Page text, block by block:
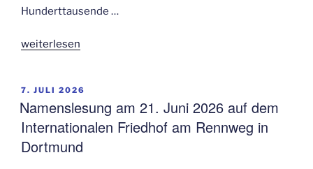
Hunderttausende …
„Für
eines
Erinnerungsortes
am
ehemaligen
weiterlesen
VERÖFFENTLICHT
AM
7. JULI 2026
Namenslesung am 21. Juni 2026 auf dem
Internationalen Friedhof am Rennweg in
Dortmund